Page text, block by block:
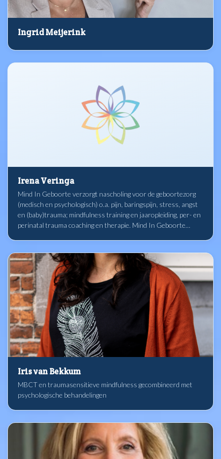
Ingrid Meijerink
Irena Veringa
Mind In Geboorte verzorgt nascholing voor de geboortezorg
(medisch en psychologisch) o.a. pijn, baringspijn, stress, angst
en (baby)trauma; mindfulness training en jaaropleiding, per- en
perinatal trauma coaching en therapie. Mind In Geboorte
het bevorderen van open bewustzijn in de geboortezorg bij
professionals en bij aanstaande ouders.
Iris van Bekkum
MBCT en traumasensitieve mindfulness gecombineerd met
psychologische behandelingen